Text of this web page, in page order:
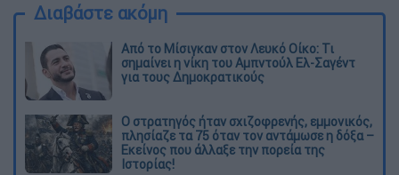
Διαβάστε ακόμη
Από το Μίσιγκαν στον Λευκό Οίκο: Τι
σημαίνει η νίκη του Αμπντούλ Ελ-Σαγέντ
για τους Δημοκρατικούς
O στρατηγός ήταν σχιζοφρενής, εμμονικός,
πλησίαζε τα 75 όταν τον αντάμωσε η δόξα –
Εκείνος που άλλαξε την πορεία της
Ιστορίας!